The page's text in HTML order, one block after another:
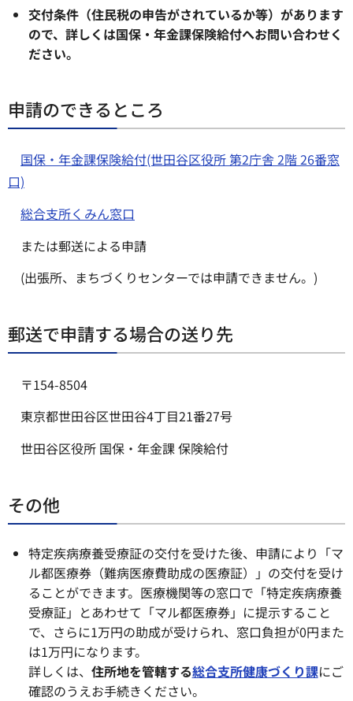
交付条件（住民税の申告がされているか等）があります
ので、詳しくは国保・年金課保険給付へお問い合わせく
ださい。
申請のできるところ
国保・年金課保険給付(世田谷区役所 第2庁舎 2階 26番窓
口)
総合支所くみん窓口
または郵送による申請
(出張所、まちづくりセンターでは申請できません。)
郵送で申請する場合の送り先
〒154-8504
東京都世田谷区世田谷4丁目21番27号
世田谷区役所 国保・年金課 保険給付
その他
特定疾病療養受療証の交付を受けた後、申請により「マ
ル都医療券（難病医療費助成の医療証）」の交付を受け
ることができます。医療機関等の窓口で「特定疾病療養
受療証」とあわせて「マル都医療券」に提示すること
で、さらに1万円の助成が受けられ、窓口負担が0円また
は1万円になります。
詳しくは、 住所地を管轄する総合支所健康づくり課にご
確認のうえお手続きください。